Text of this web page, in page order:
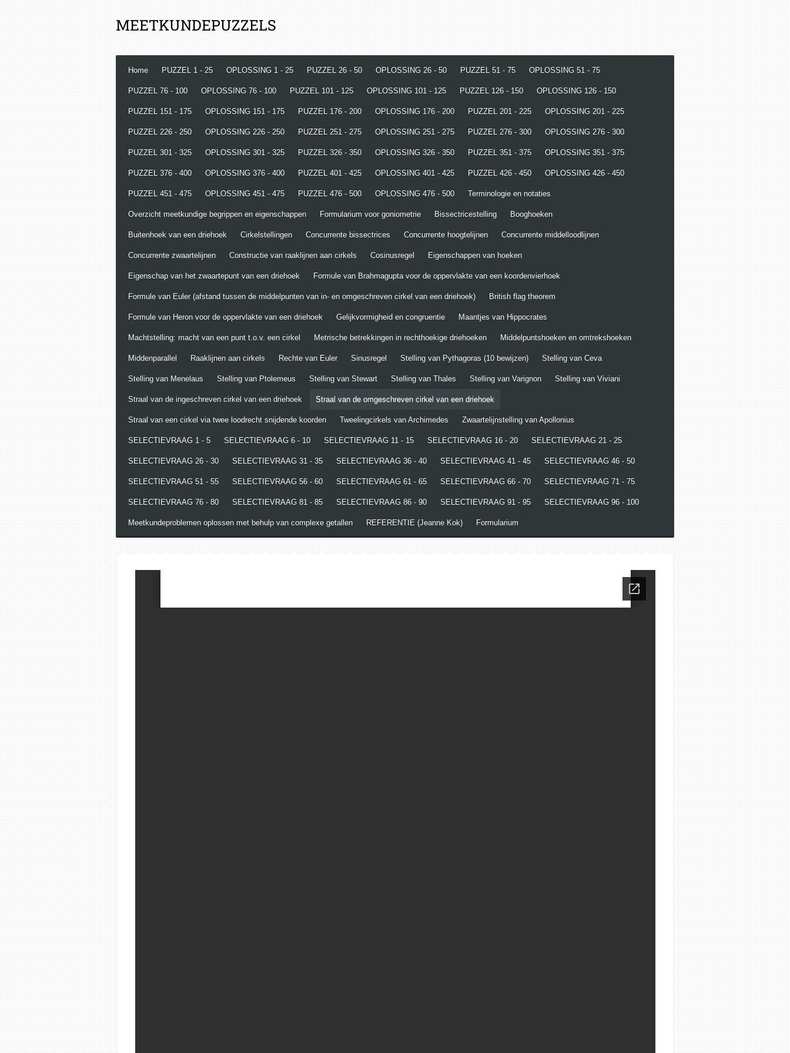
Ga
direct
naar
de
hoofdinhoud
MEETKUNDEPUZZELS
Home PUZZEL 1 - 25 OPLOSSING 1 - 25 PUZZEL 26 - 50 OPLOSSING 26 - 50 PUZZEL 51 - 75 OPLOSSING 51 - 75
PUZZEL 76 - 100 OPLOSSING 76 - 100 PUZZEL 101 - 125 OPLOSSING 101 - 125 PUZZEL 126 - 150 OPLOSSING 126 - 150
PUZZEL 151 - 175 OPLOSSING 151 - 175 PUZZEL 176 - 200 OPLOSSING 176 - 200 PUZZEL 201 - 225 OPLOSSING 201 - 225
PUZZEL 226 - 250 OPLOSSING 226 - 250 PUZZEL 251 - 275 OPLOSSING 251 - 275 PUZZEL 276 - 300 OPLOSSING 276 - 300
PUZZEL 301 - 325 OPLOSSING 301 - 325 PUZZEL 326 - 350 OPLOSSING 326 - 350 PUZZEL 351 - 375 OPLOSSING 351 - 375
PUZZEL 376 - 400 OPLOSSING 376 - 400 PUZZEL 401 - 425 OPLOSSING 401 - 425 PUZZEL 426 - 450 OPLOSSING 426 - 450
PUZZEL 451 - 475 OPLOSSING 451 - 475 PUZZEL 476 - 500 OPLOSSING 476 - 500 Terminologie en notaties
Overzicht meetkundige begrippen en eigenschappen Formularium voor goniometrie Bissectricestelling Booghoeken
Buitenhoek van een driehoek Cirkelstellingen Concurrente bissectrices Concurrente hoogtelijnen Concurrente middelloodlijnen
Concurrente zwaartelijnen Constructie van raaklijnen aan cirkels Cosinusregel Eigenschappen van hoeken
Eigenschap van het zwaartepunt van een driehoek Formule van Brahmagupta voor de oppervlakte van een koordenvierhoek
Formule van Euler (afstand tussen de middelpunten van in- en omgeschreven cirkel van een driehoek) British flag theorem
Formule van Heron voor de oppervlakte van een driehoek Gelijkvormigheid en congruentie Maantjes van Hippocrates
Machtstelling: macht van een punt t.o.v. een cirkel Metrische betrekkingen in rechthoekige driehoeken Middelpuntshoeken en omtrekshoeken
Middenparallel Raaklijnen aan cirkels Rechte van Euler Sinusregel Stelling van Pythagoras (10 bewijzen) Stelling van Ceva
Stelling van Menelaus Stelling van Ptolemeus Stelling van Stewart Stelling van Thales Stelling van Varignon Stelling van Viviani
Straal van de ingeschreven cirkel van een driehoek Straal van de omgeschreven cirkel van een driehoek
Straal van een cirkel via twee loodrecht snijdende koorden Tweelingcirkels van Archimedes Zwaartelijnstelling van Apollonius
SELECTIEVRAAG 1 - 5 SELECTIEVRAAG 6 - 10 SELECTIEVRAAG 11 - 15 SELECTIEVRAAG 16 - 20 SELECTIEVRAAG 21 - 25
SELECTIEVRAAG 26 - 30 SELECTIEVRAAG 31 - 35 SELECTIEVRAAG 36 - 40 SELECTIEVRAAG 41 - 45 SELECTIEVRAAG 46 - 50
SELECTIEVRAAG 51 - 55 SELECTIEVRAAG 56 - 60 SELECTIEVRAAG 61 - 65 SELECTIEVRAAG 66 - 70 SELECTIEVRAAG 71 - 75
SELECTIEVRAAG 76 - 80 SELECTIEVRAAG 81 - 85 SELECTIEVRAAG 86 - 90 SELECTIEVRAAG 91 - 95 SELECTIEVRAAG 96 - 100
Meetkundeproblemen oplossen met behulp van complexe getallen REFERENTIE (Jeanne Kok) Formularium